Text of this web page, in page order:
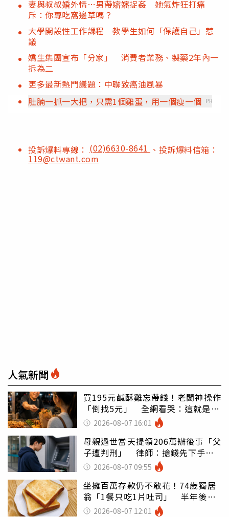
妻與叔叔婚外情…男帶嬸嬸捉姦 她氣炸狂打痛
斥：你專吃窩邊草嗎？
大學開設性工作課程 教學生如何「保護自己」惹
議
嬌生集團宣布「分家」 消費者業務、製藥2年內一
拆為二
更多最新熱門議題：中聯致癌油風暴
肚腩一抓一大把，只需1個雞蛋，用一個瘦一個 PR
投訴爆料專線： (02)6630-8641 、投訴爆料信箱：
119@ctwant.com
人氣新聞
買195元鹹酥雞忘帶錢！老闆神操作
「倒找5元」 全網看哭：這就是台
灣 2026-08-07 16:01
母親過世當天提領206萬辦後事「父
子遭判刑」 律師：搶錢先下手是
罪 2026-08-07 09:55
坐擁百萬存款仍不敢花！74歲獨居
翁「1餐只吃1片吐司」 半年後暴
瘦嚇壞女兒
2026-08-07 12:01